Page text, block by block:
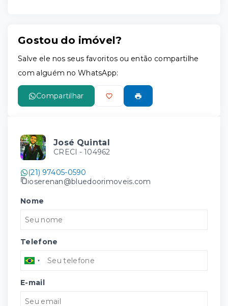
Gostou do imóvel?
Salve ele nos seus favoritos ou então compartilhe
com alguém no WhatsApp:
Compartilhar
José Quintal
CRECI - 104962
(21) 97405-0590
joserenan@bluedoorimoveis.com
Nome
Telefone
E-mail